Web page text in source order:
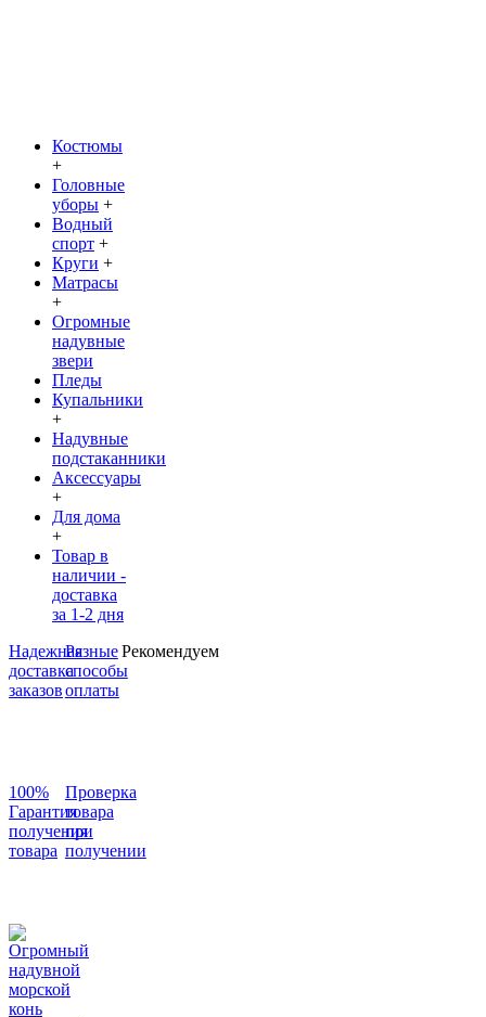
Костюмы
+
Головные
уборы +
Водный
спорт +
Круги +
Матрасы
+
Огромные
надувные
звери
Пледы
Купальники
+
Надувные
подстаканники
Аксессуары
+
Для дома
+
Товар в
наличии -
доставка
за 1-2 дня
Надежная
доставка
заказов
Разные
способы
оплаты
100%
Гарантия
получения
товара
Проверка
товара
при
получении
Рекомендуем